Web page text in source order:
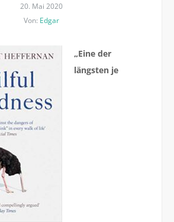
20. Mai 2020
Von: Edgar
„Eine der
längsten je